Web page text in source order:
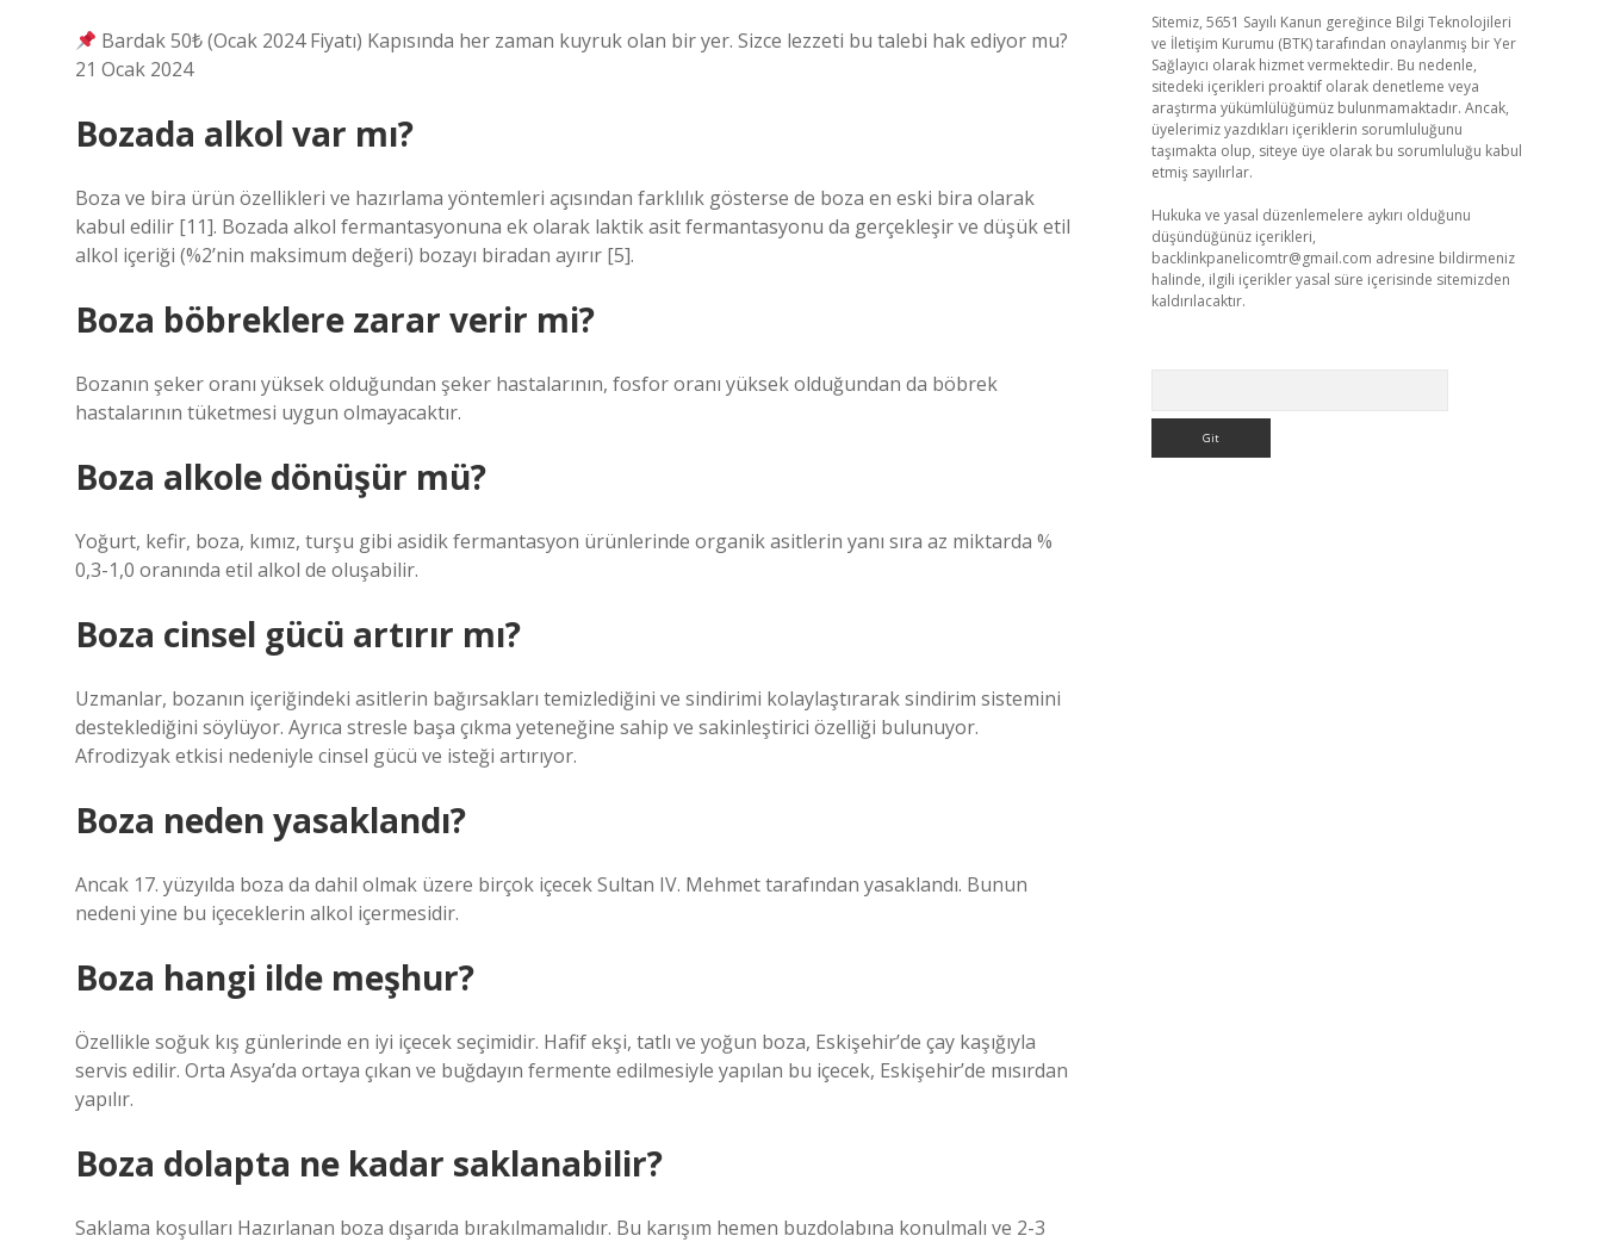
Bardak 50₺ (Ocak 2024 Fiyatı) Kapısında her zaman kuyruk olan bir yer. Sizce lezzeti bu talebi hak ediyor mu?
21 Ocak 2024
Bozada alkol var mı?
Boza ve bira ürün özellikleri ve hazırlama yöntemleri açısından farklılık gösterse de boza en eski bira olarak
kabul edilir [11]. Bozada alkol fermantasyonuna ek olarak laktik asit fermantasyonu da gerçekleşir ve düşük etil
alkol içeriği (%2’nin maksimum değeri) bozayı biradan ayırır [5].
Boza böbreklere zarar verir mi?
Bozanın şeker oranı yüksek olduğundan şeker hastalarının, fosfor oranı yüksek olduğundan da böbrek
hastalarının tüketmesi uygun olmayacaktır.
Boza alkole dönüşür mü?
Yoğurt, kefir, boza, kımız, turşu gibi asidik fermantasyon ürünlerinde organik asitlerin yanı sıra az miktarda %
0,3-1,0 oranında etil alkol de oluşabilir.
Boza cinsel gücü artırır mı?
Uzmanlar, bozanın içeriğindeki asitlerin bağırsakları temizlediğini ve sindirimi kolaylaştırarak sindirim sistemini
desteklediğini söylüyor. Ayrıca stresle başa çıkma yeteneğine sahip ve sakinleştirici özelliği bulunuyor.
Afrodizyak etkisi nedeniyle cinsel gücü ve isteği artırıyor.
Boza neden yasaklandı?
Ancak 17. yüzyılda boza da dahil olmak üzere birçok içecek Sultan IV. Mehmet tarafından yasaklandı. Bunun
nedeni yine bu içeceklerin alkol içermesidir.
Boza hangi ilde meşhur?
Özellikle soğuk kış günlerinde en iyi içecek seçimidir. Hafif ekşi, tatlı ve yoğun boza, Eskişehir’de çay kaşığıyla
servis edilir. Orta Asya’da ortaya çıkan ve buğdayın fermente edilmesiyle yapılan bu içecek, Eskişehir’de mısırdan
yapılır.
Boza dolapta ne kadar saklanabilir?
Saklama koşulları Hazırlanan boza dışarıda bırakılmamalıdır. Bu karışım hemen buzdolabına konulmalı ve 2-3
Sitemiz, 5651 Sayılı Kanun gereğince Bilgi Teknolojileri
ve İletişim Kurumu (BTK) tarafından onaylanmış bir Yer
Sağlayıcı olarak hizmet vermektedir. Bu nedenle,
sitedeki içerikleri proaktif olarak denetleme veya
araştırma yükümlülüğümüz bulunmamaktadır. Ancak,
üyelerimiz yazdıkları içeriklerin sorumluluğunu
taşımakta olup, siteye üye olarak bu sorumluluğu kabul
etmiş sayılırlar.
Hukuka ve yasal düzenlemelere aykırı olduğunu
düşündüğünüz içerikleri,
backlinkpanelicomtr@gmail.com adresine bildirmeniz
halinde, ilgili içerikler yasal süre içerisinde sitemizden
kaldırılacaktır.